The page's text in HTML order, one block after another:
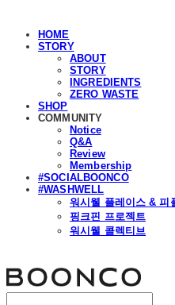
HOME
STORY
ABOUT
STORY
INGREDIENTS
ZERO WASTE
SHOP
COMMUNITY
Notice
Q&A
Review
Membership
#SOCIALBOONCO
#WASHWELL
워시웰 플레이스 & 피
핑크핀 프로젝트
워시웰 콜렉티브